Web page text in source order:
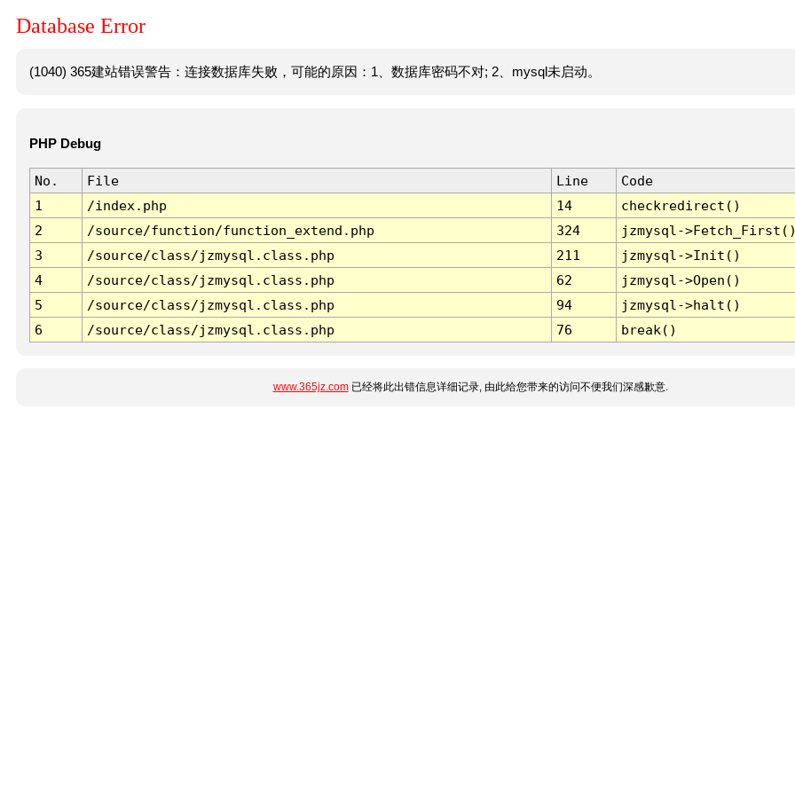
Database Error
(1040) 365建站错误警告：连接数据库失败，可能的原因：1、数据库密码不对; 2、mysql未启动。
PHP Debug
No. File Line
Code
1
/index.php 14
checkredirect()
2
/source/function/function_extend.php 324
jzmysql-
3
/source/class/jzmysql.class.php 211
jzmysql->Init()
4
/source/class/jzmysql.class.php 62
jzmysql->Open()
5
/source/class/jzmysql.class.php 94
jzmysql->halt()
6
/source/class/jzmysql.class.php 76 break()
www.365jz.com已经将此出错信息详细记录, 由此给您带来的访问不便我们深感歉意.